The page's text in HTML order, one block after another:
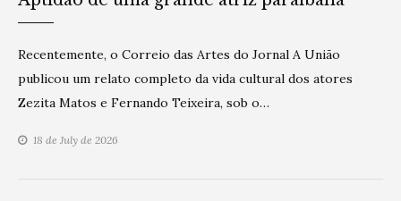
Recentemente, o Correio das Artes do Jornal A União
publicou um relato completo da vida cultural dos atores
Zezita Matos e Fernando Teixeira, sob o…
18 de July de 2026